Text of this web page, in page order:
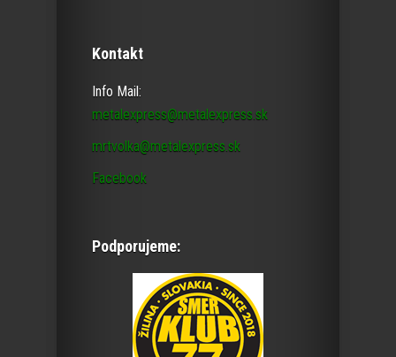
Kontakt
Info Mail:
metalexpress@metalexpress.sk
mrtvolka@metalexpress.sk
Facebook
Podporujeme: